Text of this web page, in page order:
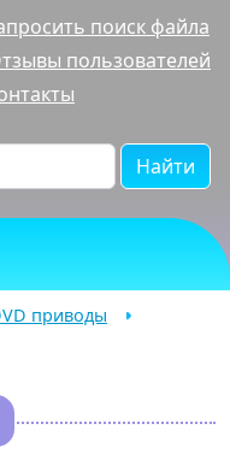
поиск файла
пользователей
Найти
приводы